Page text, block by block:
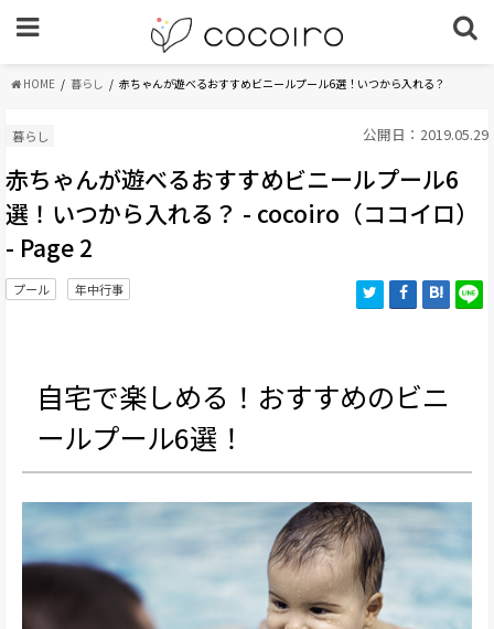
HOME 暮らし 赤ちゃんが遊べるおすすめビニールプール6選！いつから入れる？
暮らし 公開日：2019.05.29
赤ちゃんが遊べるおすすめビニールプール6
選！いつから入れる？ - cocoiro（ココイロ）
- Page 2
プール 年中行事
自宅で楽しめる！おすすめのビニ
ールプール6選！